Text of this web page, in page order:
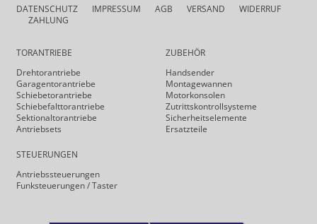
DATENSCHUTZ IMPRESSUM AGB VERSAND
WIDERRUF
ZAHLUNG
TORANTRIEBE
Drehtor­antriebe
Garagentorantriebe
Schiebetorantriebe
Schiebefalt­torantriebe
Sektionaltorantriebe
Antriebsets
STEUERUNGEN
Antriebs­steuerungen
Funk­steuerungen / Taster
ZUBEHÖR
Handsender
Montagewannen
Motorkonsolen
Zutrittskontrollsysteme
Sicherheits­elemente
Ersatzteile